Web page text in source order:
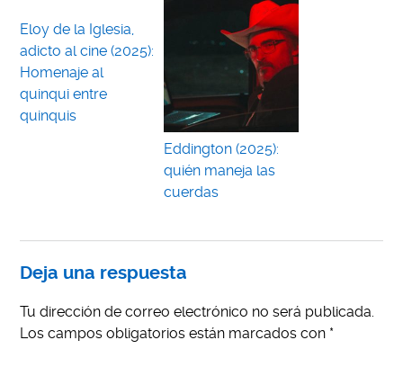
Eloy de la Iglesia,
adicto al cine (2025):
Homenaje al
quinqui entre
quinquis
Eddington (2025):
quién maneja las
cuerdas
Deja una respuesta
Tu dirección de correo electrónico no será publicada.
Los campos obligatorios están marcados con *